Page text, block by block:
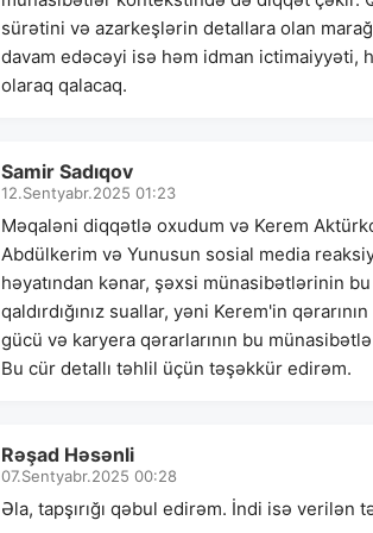
sürətini və azarkeşlərin detallara olan
davam edəcəyi isə həm idman ictimaiyyəti,
olaraq qalacaq.
Samir Sadıqov
12.Sentyabr.2025 01:23
Məqaləni diqqətlə oxudum və Kerem
Abdülkerim və Yunusun sosial media
həyatından kənar, şəxsi münasibətlərinin
qaldırdığınız suallar, yəni Kerem'in
gücü və karyera qərarlarının bu
Bu cür detallı təhlil üçün təşəkkür edirəm.
Rəşad Həsənli
07.Sentyabr.2025 00:28
Əla, tapşırığı qəbul edirəm. İndi isə verilən